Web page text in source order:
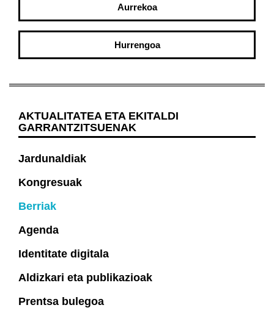
Aurrekoa
Hurrengoa
AKTUALITATEA ETA EKITALDI
GARRANTZITSUENAK
Jardunaldiak
Kongresuak
Berriak
Agenda
Identitate digitala
Aldizkari eta publikazioak
Prentsa bulegoa